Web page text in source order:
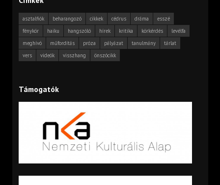
asztalfiók beharangozó cikkek cédrus dráma
esszé
fénykör
haiku hangszóló hírek kritika körkérdés
levélfa
meghívó
műfordítás próza pályázat tanulmány
tárlat
vers
videók visszhang önszócikk
Támogatók